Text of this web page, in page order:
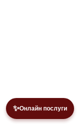
✨Онлайн послуги